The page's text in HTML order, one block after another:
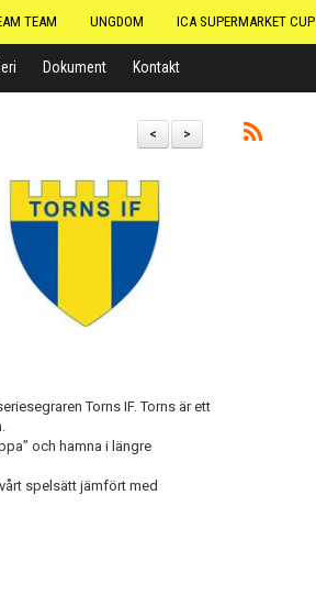
TEAM UNGDOM ICA SUPERMARKET CUP
Dokument Kontakt
>
<
Torns IF. Torns är ett
och hamna i längre
spelsätt jämfört med